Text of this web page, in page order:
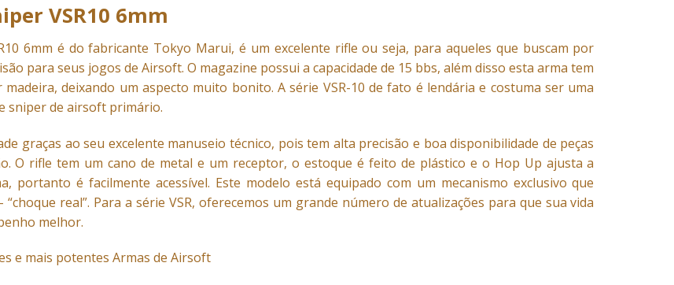
VSR10 6mm
6mm é do fabricante Tokyo Marui, é um excelente rifle ou seja, para aqueles que buscam por
para seus jogos de Airsoft. O magazine possui a capacidade de 15 bbs, além disso esta arma tem
madeira, deixando um aspecto muito bonito. A série VSR-10 de fato é lendária e costuma ser uma
sniper de airsoft primário.
graças ao seu excelente manuseio técnico, pois tem alta precisão e boa disponibilidade de peças
O rifle tem um cano de metal e um receptor, o estoque é feito de plástico e o Hop Up ajusta a
portanto é facilmente acessível. Este modelo está equipado com um mecanismo exclusivo que
real”. Para a série VSR, oferecemos um grande número de atualizações para que sua vida
melhor.
e mais potentes Armas de Airsoft